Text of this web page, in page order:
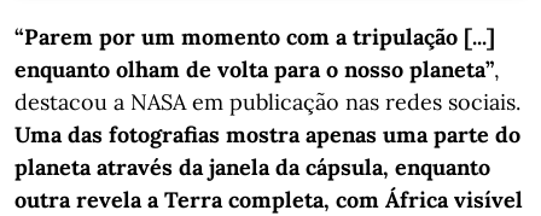
“Parem por um momento com a tripulação [...]
enquanto olham de volta para o nosso planeta”,
destacou a NASA em publicação nas redes sociais.
Uma das fotografias mostra apenas uma parte do
planeta através da janela da cápsula, enquanto
outra revela a Terra completa, com África visível